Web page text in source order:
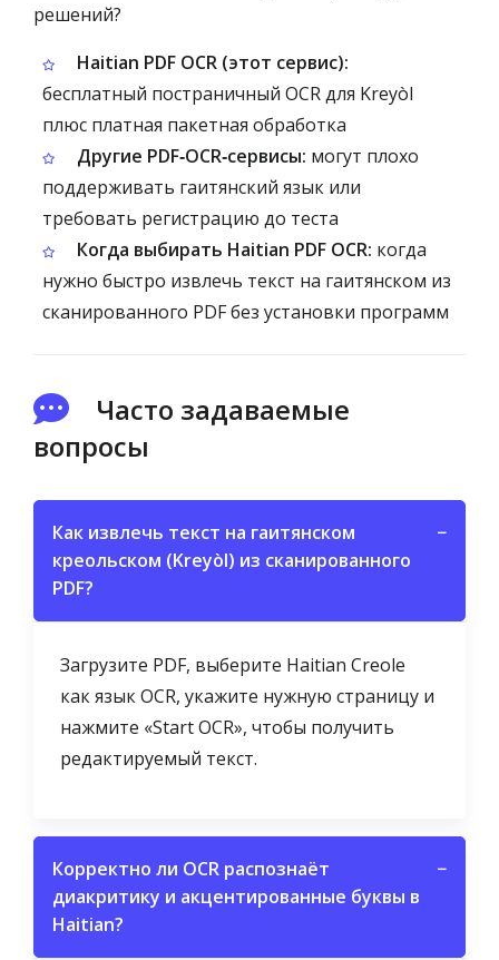
решений?
Haitian PDF OCR (этот сервис):
бесплатный постраничный OCR для Kreyòl
плюс платная пакетная обработка
Другие PDF‑OCR‑сервисы: могут плохо
поддерживать гаитянский язык или
требовать регистрацию до теста
Когда выбирать Haitian PDF OCR: когда
нужно быстро извлечь текст на гаитянском из
сканированного PDF без установки программ
Часто задаваемые
вопросы
Как извлечь текст на гаитянском
креольском (Kreyòl) из сканированного
PDF?
−
Загрузите PDF, выберите Haitian Creole
как язык OCR, укажите нужную страницу и
нажмите «Start OCR», чтобы получить
редактируемый текст.
Корректно ли OCR распознаёт
диакритику и акцентированные буквы в
Haitian?
−